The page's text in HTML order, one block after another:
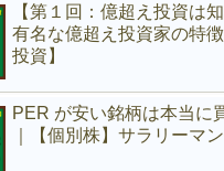
【第１回：億超え投資は
有名な億超え投資家の特徴
投資】
PER が安い銘柄は本当に
｜【個別株】サラリーマ